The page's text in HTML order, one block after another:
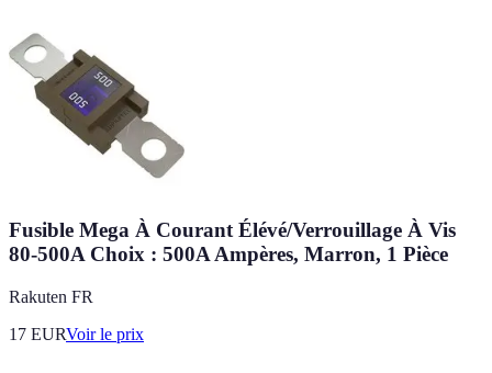
Fusible Mega À Courant Élévé/Verrouillage À Vis
80-500A Choix : 500A Ampères, Marron, 1 Pièce
Rakuten FR
17 EURVoir le prix